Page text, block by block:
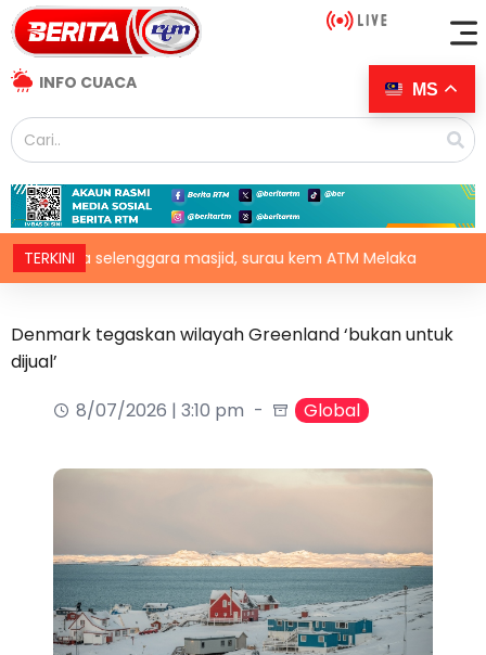
INFO CUACA
TERKINI
selenggara masjid, surau kem ATM Melaka
Denmark tegaskan wilayah Greenland ‘bukan untuk
dijual’
8/07/2026 | 3:10 pm
Global
MS